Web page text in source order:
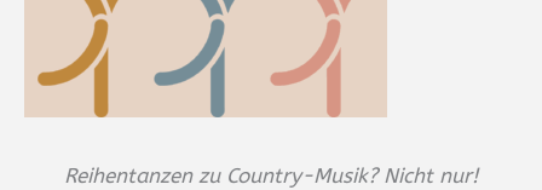
Reihentanzen zu Country-Musik? Nicht nur!